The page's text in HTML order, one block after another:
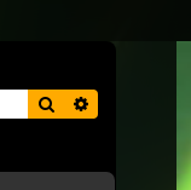
Suche